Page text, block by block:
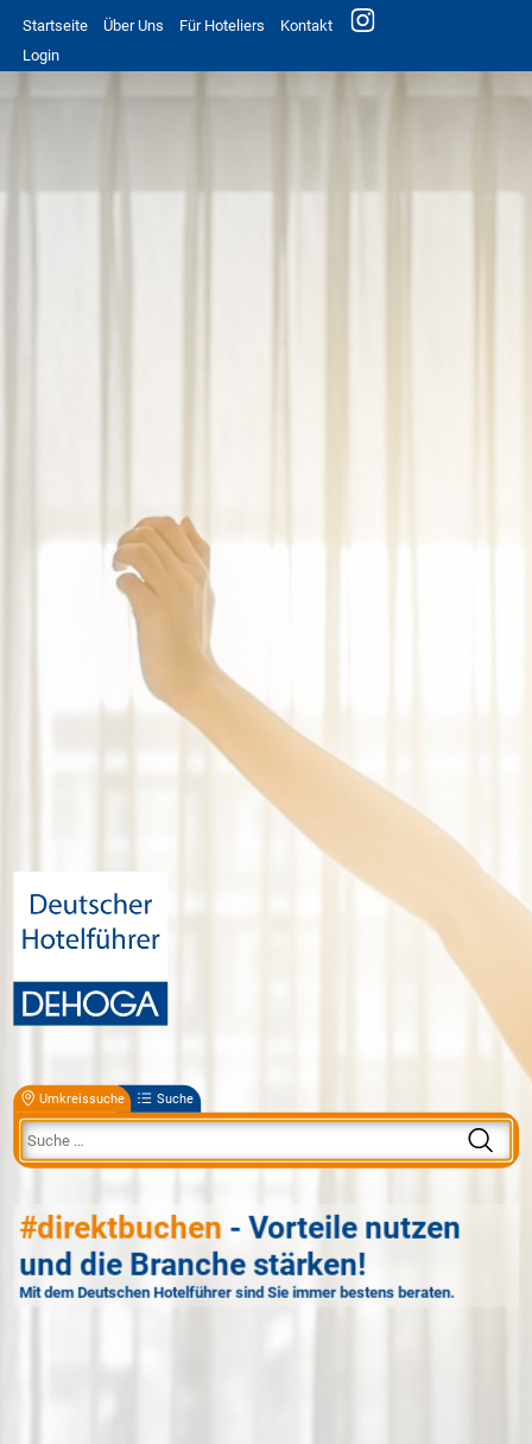
Startseite Über Uns Für Hoteliers
Kontakt
Login
Umkreissuche Suche
#direktbuchen - Vorteile nutzen
und die Branche stärken!
Mit dem Deutschen Hotelführer sind Sie immer bestens beraten.